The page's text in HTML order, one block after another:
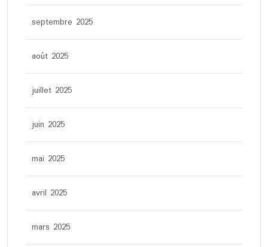
septembre 2025
août 2025
juillet 2025
juin 2025
mai 2025
avril 2025
mars 2025